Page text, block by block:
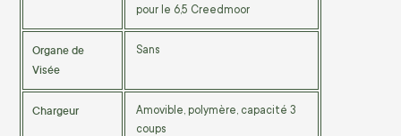
pour le 6,5 Creedmoor
Organe de
Visée
Sans
Chargeur
Amovible, polymère, capacité 3
coups